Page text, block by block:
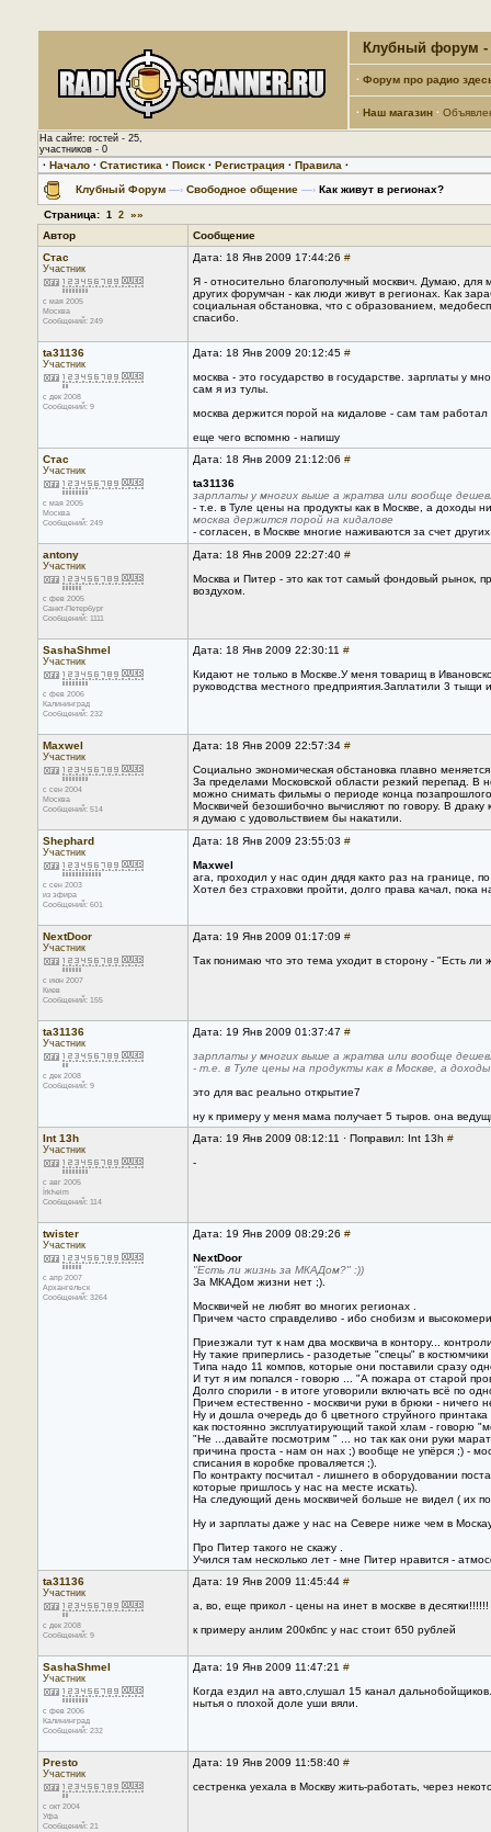
Клубный форум -
· Форум про радио
· Наш магазин ·
На сайте: гостей - 25,
участников - 0
· Начало · Статистика · Поиск · Регистрация · Правила ·
Клубный Форум —› Свободное общение —› Как живут в регионах?
Страница: 1 2 »»
Автор
Сообщение
Стас
Участник
с мая 2005
Москва
Сообщений: 249
Дата: 18 Янв 2009 17:44:26 #
Я - относительно благополучный москвич. Думаю, для
других форумчан - как люди живут в регионах. Как
социальная обстановка, что с образованием,
спасибо.
ta31136
Участник
с дек 2008
Сообщений: 9
Дата: 18 Янв 2009 20:12:45 #
москва - это государство в государстве. зарплаты у
сам я из тулы.
москва держится порой на кидалове - сам там
еще чего вспомню - напишу
Стас
Участник
с мая 2005
Москва
Сообщений: 249
Дата: 18 Янв 2009 21:12:06 #
ta31136
зарплаты у многих выше а жратва или вообще
- т.е. в Туле цены на продукты как в Москве, а доходы
москва держится порой на кидалове
- согласен, в Москве многие наживаются за счет
antony
Участник
с фев 2005
Санкт-Петербург
Сообщений: 1111
Дата: 18 Янв 2009 22:27:40 #
Москва и Питер - это как тот самый фондовый рынок,
воздухом.
SashaShmel
Участник
с фев 2006
Калининград
Сообщений: 232
Дата: 18 Янв 2009 22:30:11 #
Кидают не только в Москве.У меня товарищ в
руководства местного предприятия.Заплатили 3 тыщи
Maxwel
Участник
с сен 2004
Москва
Сообщений: 514
Дата: 18 Янв 2009 22:57:34 #
Социально экономическая обстановка плавно
За пределами Московской области резкий перепад. В
можно снимать фильмы о периоде конца
Москвичей безошибочно вычисляют по говору. В драку
я думаю с удовольствием бы накатили.
Shephard
Участник
с сен 2003
из эфира
Сообщений: 601
Дата: 18 Янв 2009 23:55:03 #
Maxwel
ага, проходил у нас один дядя както раз на границе,
Хотел без страховки пройти, долго права качал, пока
NextDoor
Участник
с июн 2007
Киев
Сообщений: 155
Дата: 19 Янв 2009 01:17:09 #
Так понимаю что это тема уходит в сторону - "Есть
ta31136
Участник
с дек 2008
Сообщений: 9
Дата: 19 Янв 2009 01:37:47 #
зарплаты у многих выше а жратва или вообще
- т.е. в Туле цены на продукты как в Москве, а
это для вас реально открытие7
ну к примеру у меня мама получает 5 тыров. она
Int 13h
Участник
с авг 2005
Їrkћeim
Сообщений: 114
Дата: 19 Янв 2009 08:12:11 · Поправил: Int 13h #
-
twister
Участник
с апр 2007
Архангельск
Сообщений: 3264
Дата: 19 Янв 2009 08:29:26 #
NextDoor
"Есть ли жизнь за МКАДом?" :))
За МКАДом жизни нет ;).
Москвичей не любят во многих регионах .
Причем часто справделиво - ибо снобизм и
Приезжали тут к нам два москвича в контору...
Ну такие приперлись - разодетые "спецы" в
Типа надо 11 компов, которые они поставили сразу
И тут я им попался - говорю ... "А пожара от старой
Долго спорили - в итоге уговорили включать всё по
Причем естественно - москвичи руки в брюки - ничего
Ну и дошла очередь до 6 цветного струйного принтака
как постоянно эксплуатирующий такой хлам - говорю
"Не ...давайте посмотрим " ... но так как они руки
причина проста - нам он нах ;) вообще не упёрся ;) -
списания в коробке проваляется ;).
По контракту посчитал - лишнего в оборудовании
которые пришлось у нас на месте искать).
На следующий день москвичей больше не видел ( их
Ну и зарплаты даже у нас на Севере ниже чем в
Про Питер такого не скажу .
Учился там несколько лет - мне Питер нравится -
ta31136
Участник
с дек 2008
Сообщений: 9
Дата: 19 Янв 2009 11:45:44 #
а, во, еще прикол - цены на инет в москве в
к примеру анлим 200кбпс у нас стоит 650 рублей
SashaShmel
Участник
с фев 2006
Калининград
Сообщений: 232
Дата: 19 Янв 2009 11:47:21 #
Когда ездил на авто,слушал 15 канал
нытья о плохой доле уши вяли.
Presto
Участник
с окт 2004
Уфа
Сообщений: 21
Дата: 19 Янв 2009 11:58:40 #
сестренка уехала в Москву жить-работать, через